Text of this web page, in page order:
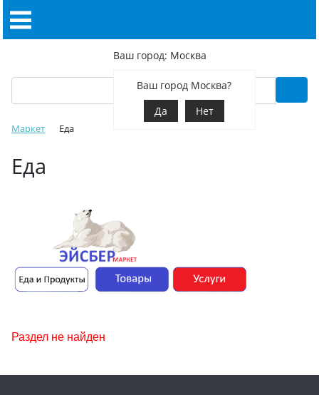
Ваш город: Москва
Ваш город Москва?
Да
Нет
Маркет Еда
Еда
Раздел не найден